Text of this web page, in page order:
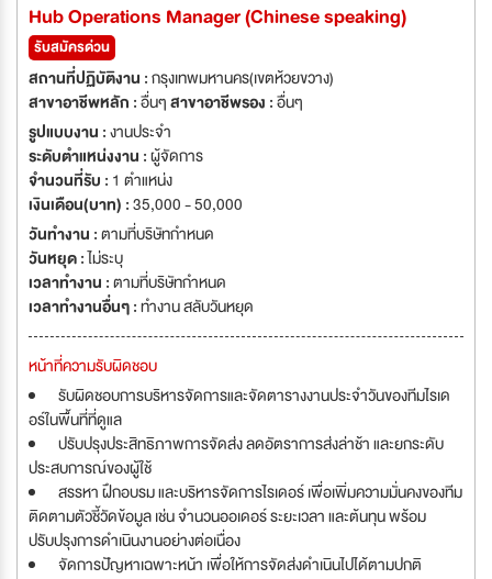
Hub Operations Manager (Chinese speaking)
รับสมัครด่วน
สถานที่ปฏิบัติงาน :กรุงเทพมหานคร(เขตห้วยขวาง)
สาขาอาชีพหลัก :อื่นๆสาขาอาชีพรอง :อื่นๆ
รูปแบบงาน :งานประจำ
ระดับตำแหน่งงาน :ผู้จัดการ
จำนวนที่รับ : 1 ตำแหน่ง
เงินเดือน(บาท) :35,000 - 50,000
วันทำงาน :ตามที่บริษัทกำหนด
วันหยุด :ไม่ระบุ
เวลาทำงาน :ตามที่บริษัทกำหนด
เวลาทำงานอื่นๆ :ทำงาน สลับวันหยุด
หน้าที่ความรับผิดชอบ
รับผิดชอบการบริหารจัดการและจัดตารางงานประจำวันของทีมไรเด
อร์ในพื้นที่ที่ดูแล
ปรับปรุงประสิทธิภาพการจัดส่ง ลดอัตราการส่งล่าช้า และยกระดับ
ประสบการณ์ของผู้ใช้
สรรหา ฝึกอบรม และบริหารจัดการไรเดอร์ เพื่อเพิ่มความมั่นคงของทีม
ติดตามตัวชี้วัดข้อมูล เช่น จำนวนออเดอร์ ระยะเวลา และต้นทุน พร้อม
ปรับปรุงการดำเนินงานอย่างต่อเนื่อง
จัดการปัญหาเฉพาะหน้า เพื่อให้การจัดส่งดำเนินไปได้ตามปกติ